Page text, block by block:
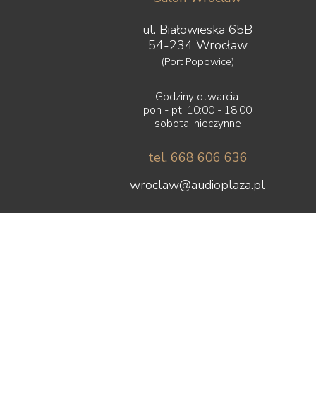
ul. Białowieska 65B
54-234 Wrocław
(Port Popowice)
Godziny otwarcia:
pon - pt: 10:00 - 18:00
sobota: nieczynne
tel. 668 606 636
wroclaw@audioplaza.pl